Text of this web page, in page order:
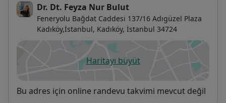
Dr. Dt. Feyza Nur Bulut
Feneryolu Bağdat Caddesi 137/16 Adıgüzel Plaza
Kadıköy,İstanbul, Kadıköy, İstanbul 34724
Haritayı büyütyeni bir sekmede açılır
Uygunluk
Bu adres için online randevu takvimi mevcut değil